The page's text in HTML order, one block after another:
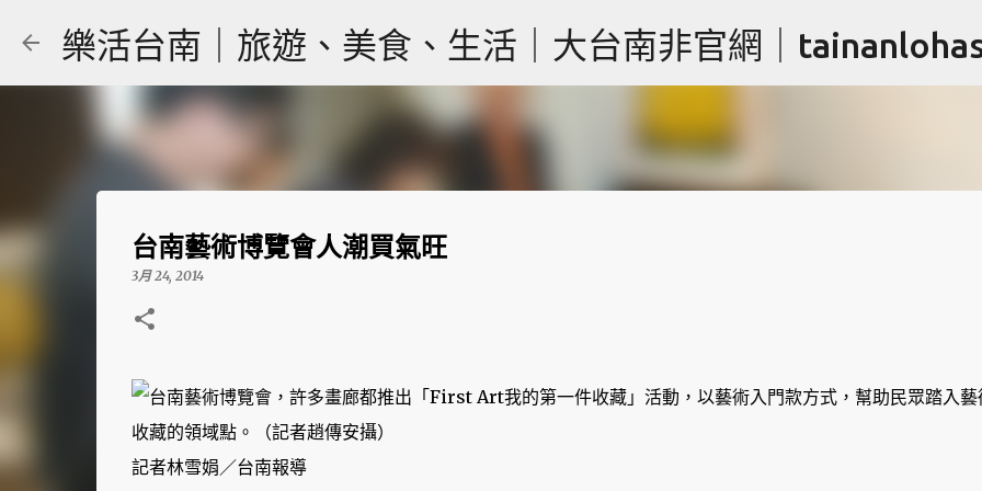
跳到主要內容
樂活台南｜旅遊、美食、生活｜大台南非官網｜
台南藝術博覽會人潮買氣旺
3月 24, 2014
記者林雪娟／台南報導